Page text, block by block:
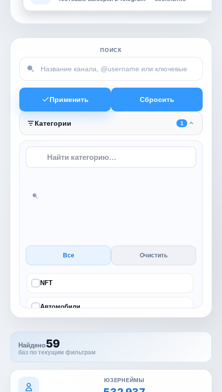
ПОИСК
Применить Сбросить
Категории 1
Все Очистить
NFT
Автомобили
Бизнес
Блог
Найдено59
баз по текущим фильтрам
ЮЗЕРНЕЙМЫ